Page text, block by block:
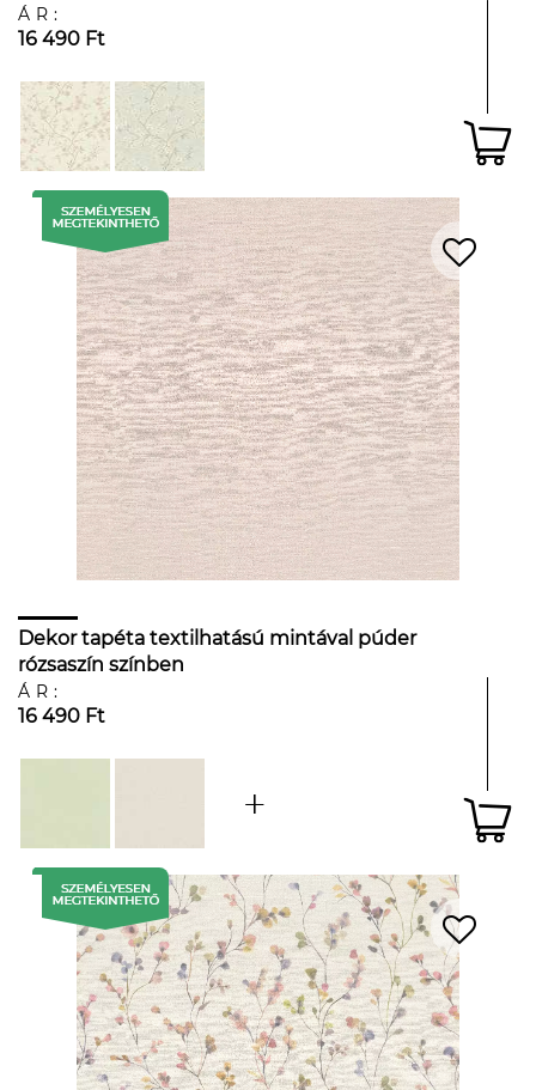
ÁR:
16 490 Ft
Dekor tapéta textilhatású mintával púder
rózsaszín színben
ÁR:
16 490 Ft